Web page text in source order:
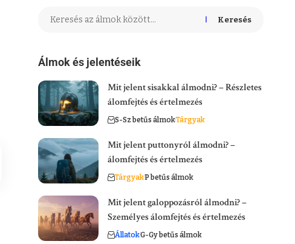
Keresés
Álmok és jelentéseik
Mit jelent sisakkal álmodni? – Részletes
álomfejtés és értelmezés
S-Sz betűs álmokTárgyak
Mit jelent puttonyról álmodni? –
álomfejtés és értelmezés
TárgyakP betűs álmok
Mit jelent galoppozásról álmodni? –
Személyes álomfejtés és értelmezés
ÁllatokG-Gy betűs álmok